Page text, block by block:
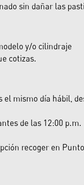
sin dañar las
y/o cilindraje
cotizas.
mismo día hábil,
de las 12:00 p.m.
recoger en